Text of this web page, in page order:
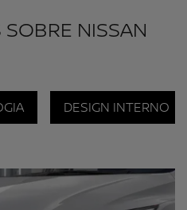
NISSAN
DESIGN INTERNO